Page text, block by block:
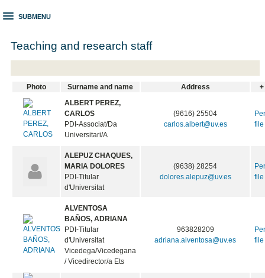
SUBMENU
Teaching and research staff
Photo Surname and name Address
ALBERT PEREZ,
CARLOS
PDI-Associat/Da
Universitari/A
(9616) 25504
carlos.albert@uv.es
file
ALEPUZ CHAQUES,
MARIA DOLORES
PDI-Titular
d'Universitat
(9638) 28254
dolores.alepuz@uv.es
file
ALVENTOSA
BAÑOS, ADRIANA
PDI-Titular
d'Universitat
Vicedega/Vicedegana
/ Vicedirector/a Ets
963828209
adriana.alventosa@uv.es
file